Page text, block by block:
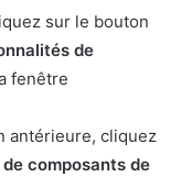
sur le bouton
de
fenêtre
antérieure, cliquez
composants de